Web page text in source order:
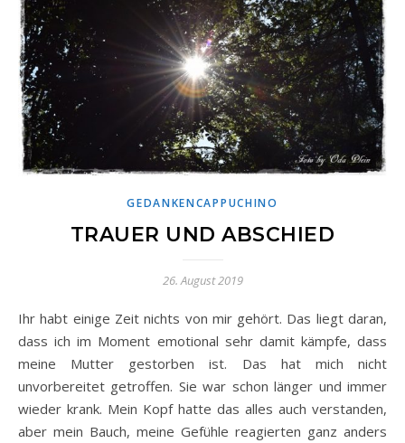
GEDANKENCAPPUCHINO
TRAUER UND ABSCHIED
26. August 2019
Ihr habt einige Zeit nichts von mir gehört. Das liegt daran,
dass ich im Moment emotional sehr damit kämpfe, dass
meine Mutter gestorben ist. Das hat mich nicht
unvorbereitet getroffen. Sie war schon länger und immer
wieder krank. Mein Kopf hatte das alles auch verstanden,
aber mein Bauch, meine Gefühle reagierten ganz anders